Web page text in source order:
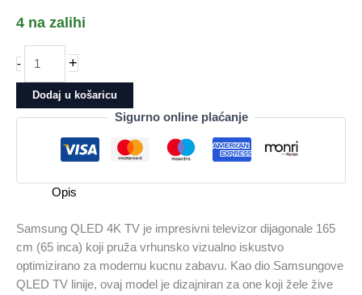
4 na zalihi
-
SAMSUNG
QLED
4K
Q8F
količina
+
Dodaj u košaricu
Sigurno online plaćanje
Opis
Samsung QLED 4K TV je impresivni televizor dijagonale 165
cm (65 inca) koji pruža vrhunsko vizualno iskustvo
optimizirano za modernu kucnu zabavu. Kao dio Samsungove
QLED TV linije, ovaj model je dizajniran za one koji žele žive